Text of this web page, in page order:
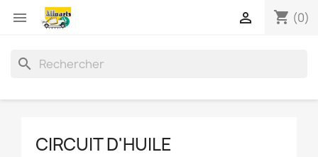
 shopping_cart (0)

search
CIRCUIT D'HUILE